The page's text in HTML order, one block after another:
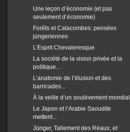
Une leçon d’économie (et pas
seulement d’économie)
Forêts et Catacombes: pensées
jüngeriennes
L’Esprit Chevaleresque
La société de la vision privée et la
politique...
L’anatomie de l’illusion et des
barricades...
À la veille d’un soulèvement mondial
Le Japon et l’Arabie Saoudite
mettent...
Jünger, Tallement des Réaux, et